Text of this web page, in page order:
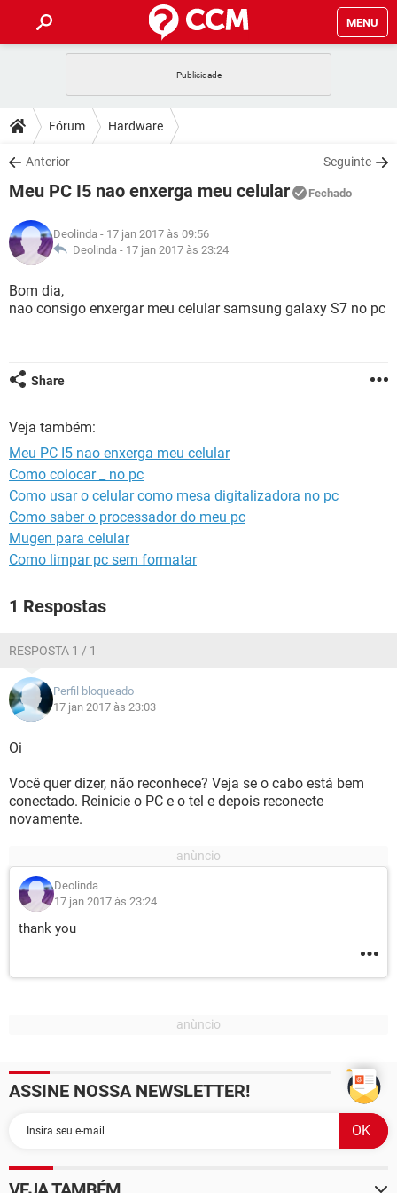
MENU
CELULAR
OUTLOOK
INSTAGRAM GMAIL
GUIA DE COMPRAS
DICAS
JOGOS
INSTAGRAM
GUIA DE COMPRAS
DOWNLOADS
JOGOS WHATSAPP
CELULAR
OUTLOOK EXCEL
INSTAGRAM
GUIA DE COMPRAS
JOGOS
CELULAR
OUTLOOK
GLOSSÁRIO
JOGOS
CELULAR FACEBOOK
INSTAGRAM
Fórum Hardware
Anterior Seguinte
Meu PC I5 nao enxerga meu celular Fechado
Deolinda - 17 jan 2017 às 09:56
Deolinda - 17 jan 2017 às 23:24
Bom dia,
nao consigo enxergar meu celular samsung galaxy S7 no pc
Share
Veja também:
Meu PC I5 nao enxerga meu celular
Como colocar _ no pc
Como usar o celular como mesa digitalizadora no pc
Como saber o processador do meu pc
Mugen para celular
Como limpar pc sem formatar
1 Respostas
RESPOSTA 1 / 1
Perfil bloqueado
17 jan 2017 às 23:03
Oi
Você quer dizer, não reconhece? Veja se o cabo está bem
conectado. Reinicie o PC e o tel e depois reconecte
novamente.
Deolinda
17 jan 2017 às 23:24
thank you
ASSINE NOSSA NEWSLETTER!